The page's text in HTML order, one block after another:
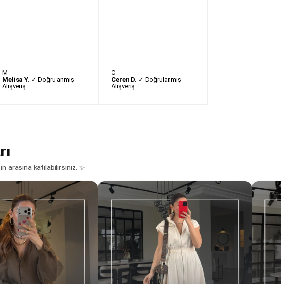
M
Melisa Y. ✓ Doğrulanmış
Alışveriş
C
Ceren D. ✓ Doğrulanmış
Alışveriş
arasına katılabilirsiniz. ✨